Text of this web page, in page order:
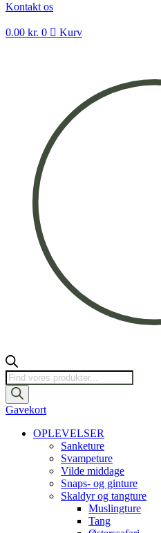
Kontakt os
0.00 kr. 0 Kurv
Products
search
Gavekort
OPLEVELSER
Sanketure
Svampeture
Vilde middage
Snaps- og ginture
Skaldyr og tangture
Muslingture
Tang